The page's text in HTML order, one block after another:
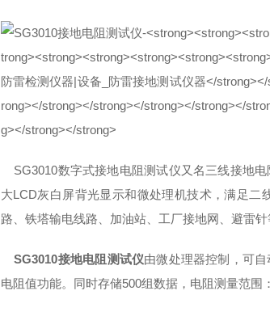
SG3010数字式接地电阻测试仪又名三线接地
大LCD灰白屏背光显示和微处理机技术，满足
路、铁塔输电线路、加油站、工厂接地网、避雷
SG3010接地电阻测试仪由微处理器控制，可
电阻值功能。同时存储500组数据，电阻测量范围